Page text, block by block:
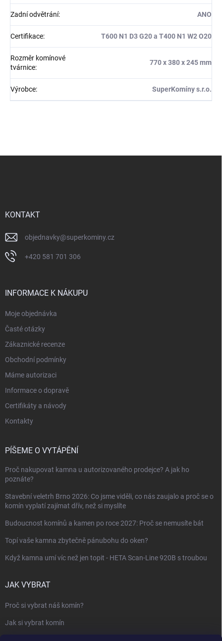
Zadní odvětrání: ANO
Certifikace: T600 N1 D3 G20 a T400 N1 W2 O20
Rozměr komínové
tvárnice:
770 x 380 x 245 mm
Výrobce: SuperKomíny s.r.o.
KONTAKT
objednavky@superkominy.cz
+420 581 701 306
INFORMACE K NÁKUPU
Moje objednávka
Časté otázky
Zákaznické recenze
Obchodní podmínky
Máme autorizaci
Informace o dopravě
Certifikáty a návody
Kontakty
PÍŠEME O VYTÁPĚNÍ
Proč nakupovat kamna u autorizovaného prodejce? A jak ho
poznáte?
Stavební veletrh Brno 2026: Co jsme viděli, co nás zaujalo a proč se o
komín vyplatí zajímat dřív, než si myslíte
Budoucnost komínů a kamen po roce 2027: Proč se nemusíte bát
Topí vaše kamna zbytečně pánubohu do oken?
Když kamna umí víc než jen topit - HETA Scan-Line 920B s troubou
JAK VYBRAT
Proč si vybrat náš komín?
Jak si vybrat komín